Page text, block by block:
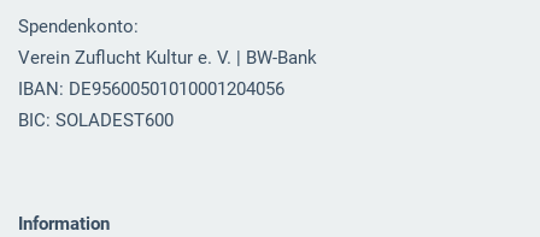
Spendenkonto:
Verein Zuflucht Kultur e. V. | BW-Bank
IBAN: DE95600501010001204056
BIC: SOLADEST600
Information